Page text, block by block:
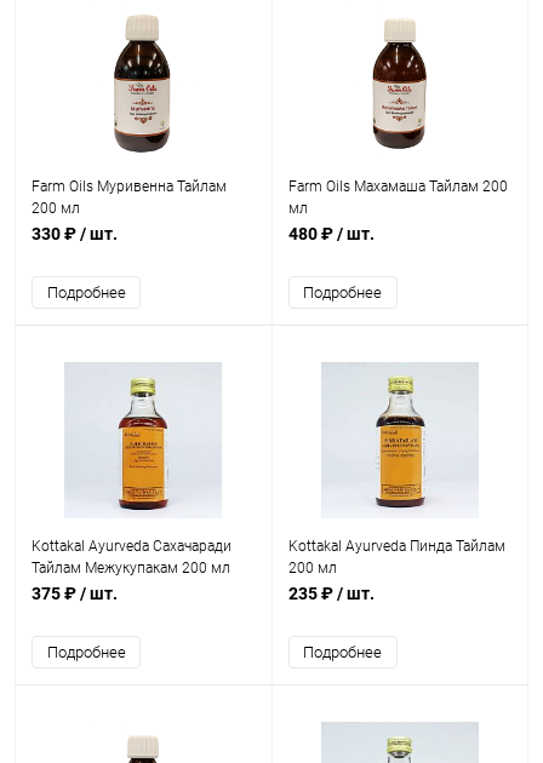
Farm Oils Муривенна Тайлам
200 мл
330 ₽/ шт.
Подробнее
Farm Oils Махамаша Тайлам 200
мл
480 ₽/ шт.
Подробнее
Kottakal Ayurveda Сахачаради
Тайлам Межукупакам 200 мл
375 ₽/ шт.
Подробнее
Kottakal Ayurveda Пинда Тайлам
200 мл
235 ₽/ шт.
Подробнее